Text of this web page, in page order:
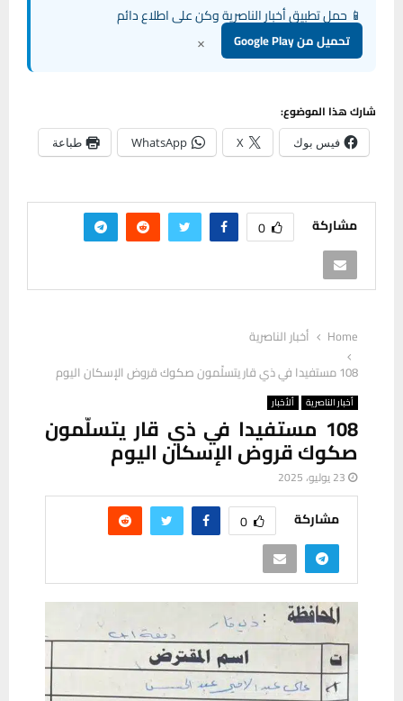
📱 حمل تطبيق أخبار الناصرية وكن على اطلاع دائم
تحميل من Google Play ×
شارك هذا الموضوع:
فيس بوك X
WhatsApp طباعة
مشاركة 0
Home
أخبار الناصرية
108 مستفيدا في ذي قار يتسلّمون صكوك قروض الإسكان اليوم
أخبار الناصرية ألأخبار
108 مستفيدا في ذي قار يتسلّمون
صكوك قروض الإسكان اليوم
23 يوليو، 2025
مشاركة 0